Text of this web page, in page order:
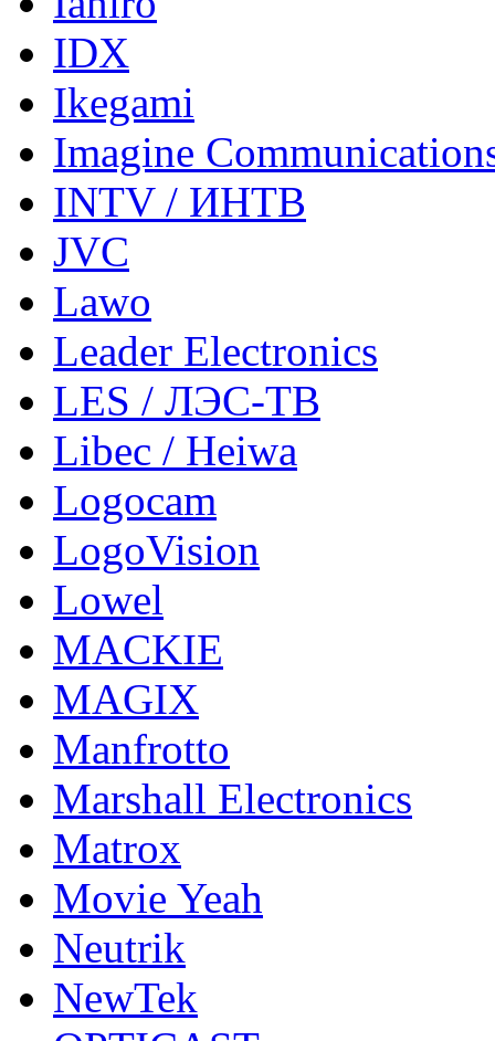
IDX
Ikegami
Imagine
INTV / ИНТВ
JVC
Lawo
Leader Electronics
LES / ЛЭС-ТВ
Libec / Heiwa
Logocam
LogoVision
Lowel
MACKIE
MAGIX
Manfrotto
Marshall Electronics
Matrox
Movie Yeah
Neutrik
NewTek